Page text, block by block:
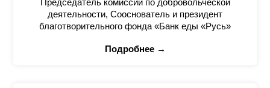
Председатель комиссии по добровольческой
деятельности, Сооснователь и президент
благотворительного фонда «Банк еды «Русь»
Подробнее →